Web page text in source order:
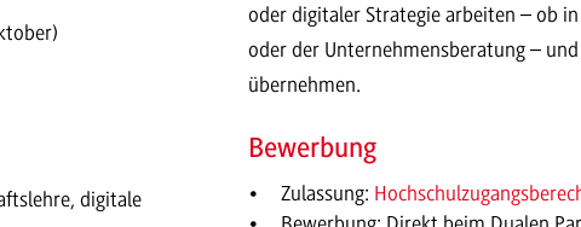
digitale
oder digitaler Strategie arbeiten – ob
oder der Unternehmensberatung –
übernehmen.
Bewerbung
Zulassung: